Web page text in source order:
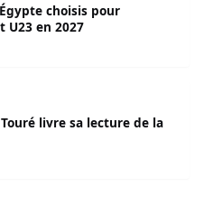
choisis pour
U23 en 2027
livre sa lecture de la